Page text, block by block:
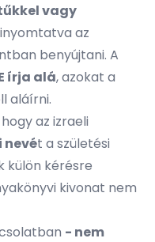
vagy
az
benyújtani. A
írja alá, azokat a
aláírni.
az izraeli
nevét a születési
külön kérésre
kivonat nem
- nem